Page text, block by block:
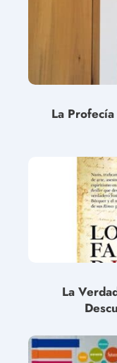
La
La